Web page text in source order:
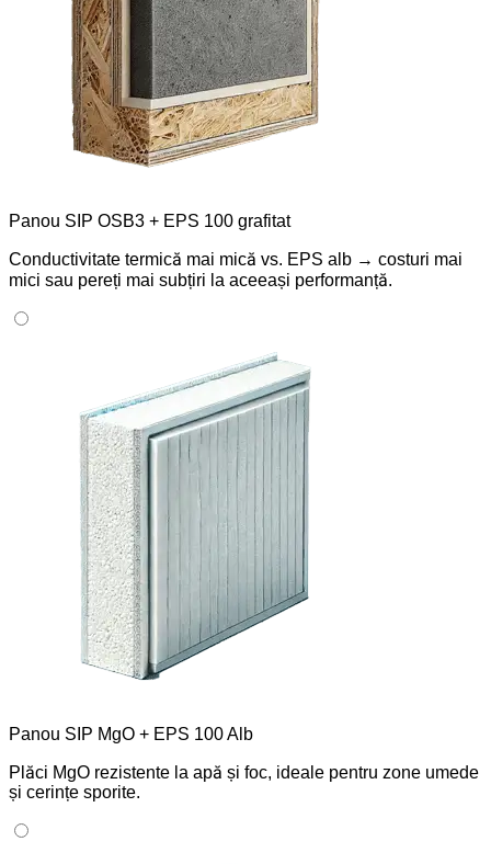
Panou SIP OSB3 + EPS 100 grafitat
Conductivitate termică mai mică vs. EPS alb → costuri mai
mici sau pereți mai subțiri la aceeași performanță.
Panou SIP MgO + EPS 100 Alb
Plăci MgO rezistente la apă și foc, ideale pentru zone umede
și cerințe sporite.